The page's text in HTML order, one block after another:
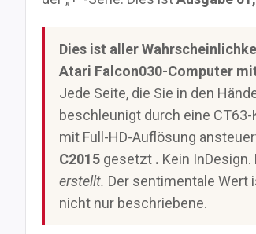
Dies ist aller
Atari Falcon030-Computer
Jede Seite, die Sie in den
beschleunigt durch eine CT63-
mit Full-HD-Auflösung
C2015 gesetzt . Kein
erstellt. Der sentimentale Wert
nicht nur beschriebene.